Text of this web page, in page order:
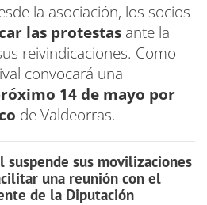
la asociación, los socios
las protestas ante la
reivindicaciones. Como
convocará una
14 de mayo por
de Valdeorras.
suspende sus movilizaciones
una reunión con el
de la Diputación